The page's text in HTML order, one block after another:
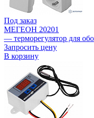
Под заказ
МЕГЕОН 20201
— терморегулятор для
Запросить цену
В корзину